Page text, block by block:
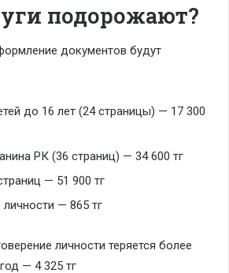
подорожают?
документов будут
до 16 лет (24 страницы) — 17 300
РК (36 страниц) — 34 600 тг
— 51 900 тг
— 865 тг
личности теряется более
— 4 325 тг